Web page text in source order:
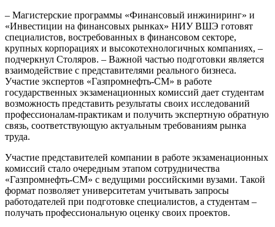
– Магистерские программы «Финансовый инжиниринг» и
«Инвестиции на финансовых рынках» НИУ ВШЭ готовят
специалистов, востребованных в финансовом секторе,
крупных корпорациях и высокотехнологичных компаниях, –
подчеркнул Столяров. – Важной частью подготовки является
взаимодействие с представителями реального бизнеса.
Участие экспертов «Газпромнефть-СМ» в работе
государственных экзаменационных комиссий дает студентам
возможность представить результаты своих исследований
профессионалам-практикам и получить экспертную обратную
связь, соответствующую актуальным требованиям рынка
труда.
Участие представителей компании в работе экзаменационных
комиссий стало очередным этапом сотрудничества
«Газпромнефть-СМ» с ведущими российскими вузами. Такой
формат позволяет университетам учитывать запросы
работодателей при подготовке специалистов, а студентам –
получать профессиональную оценку своих проектов.